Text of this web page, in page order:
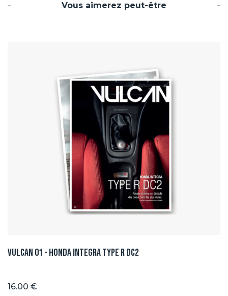
Vous aimerez peut-être
Vulcan 01 - Honda integra type R DC2
16.00 €